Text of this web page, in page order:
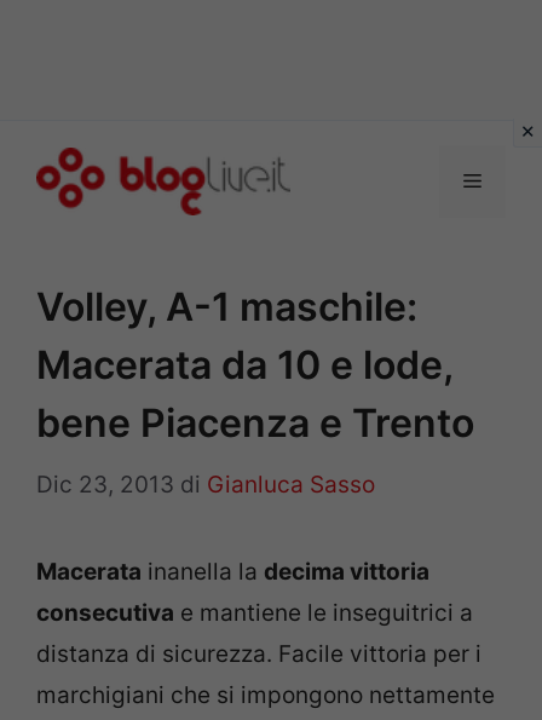
Menu
Volley, A-1 maschile:
Macerata da 10 e lode,
bene Piacenza e Trento
Dic 23, 2013 di Gianluca Sasso
Macerata inanella la decima vittoria
consecutiva e mantiene le inseguitrici a
distanza di sicurezza. Facile vittoria per i
marchigiani che si impongono nettamente